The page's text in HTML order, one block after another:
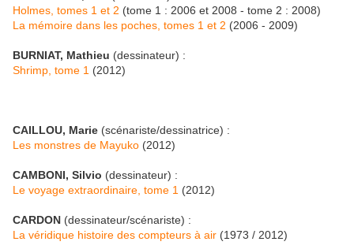
Holmes, tomes 1 et 2 (tome 1 : 2006 et 2008 - tome 2 : 2008)
La mémoire dans les poches, tomes 1 et 2 (2006 - 2009)
BURNIAT, Mathieu (dessinateur) :
Shrimp, tome 1 (2012)
CAILLOU, Marie (scénariste/dessinatrice) :
Les monstres de Mayuko (2012)
CAMBONI, Silvio (dessinateur) :
Le voyage extraordinaire, tome 1 (2012)
CARDON (dessinateur/scénariste) :
La véridique histoire des compteurs à air (1973 / 2012)